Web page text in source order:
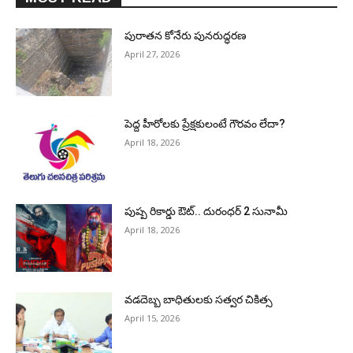
పురాత‌న కోనేరు పున‌రుద్ధ‌ర‌ణ
April 27, 2026
పెద్ద హీరోల‌కు ప్రేక్ష‌కులంటే గౌర‌వం లేదా?
April 18, 2026
పుష్ప రికార్డు ఔట్‌.. దురంధ‌ర్ 2 సునామీ
April 18, 2026
వడదెబ్బ బాధితులకు సత్వర చికిత్స
April 15, 2026